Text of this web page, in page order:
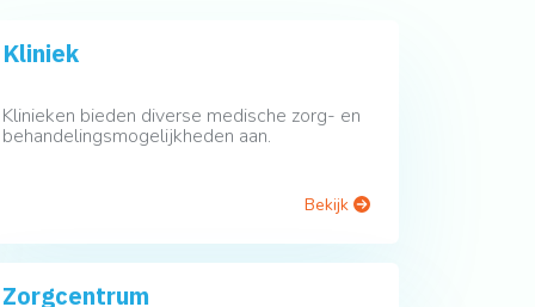
Kliniek
Klinieken bieden diverse medische zorg- en
behandelingsmogelijkheden aan.
Bekijk
Zorgcentrum